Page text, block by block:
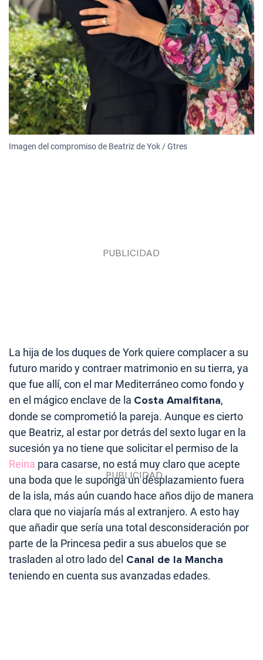
Imagen del compromiso de Beatriz de Yok / Gtres
La hija de los duques de York quiere complacer a su
futuro marido y contraer matrimonio en su tierra, ya
que fue allí, con el mar Mediterráneo como fondo y
en el mágico enclave de la Costa Amalfitana,
donde se comprometió la pareja. Aunque es cierto
que Beatriz, al estar por detrás del sexto lugar en la
sucesión ya no tiene que solicitar el permiso de la
Reina para casarse, no está muy claro que acepte
una boda que le suponga un desplazamiento fuera
de la isla, más aún cuando hace años dijo de manera
clara que no viajaría más al extranjero. A esto hay
que añadir que sería una total desconsideración por
parte de la Princesa pedir a sus abuelos que se
trasladen al otro lado del Canal de la Mancha
teniendo en cuenta sus avanzadas edades.